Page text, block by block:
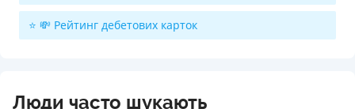
Люди часто шукають
⭐ 💸 Рейтинг дебетових карток